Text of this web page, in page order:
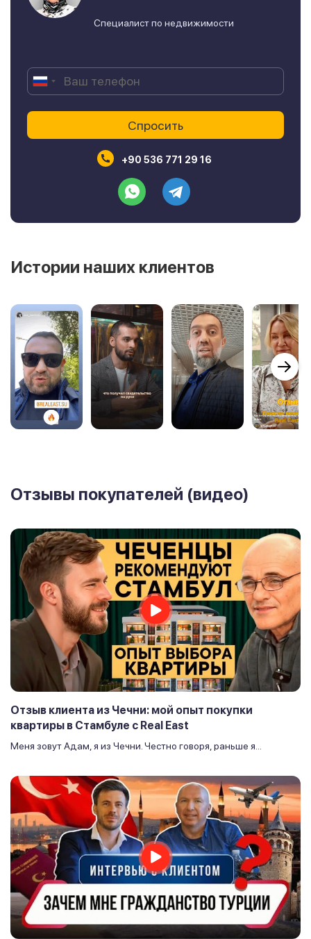
Специалист по недвижимости
+90 536 771 29 16
Истории наших клиентов
Отзывы покупателей (видео)
Отзыв клиента из Чечни: мой опыт покупки
квартиры в Стамбуле с Real East
Меня зовут Адам, я из Чечни. Честно говоря, раньше я...